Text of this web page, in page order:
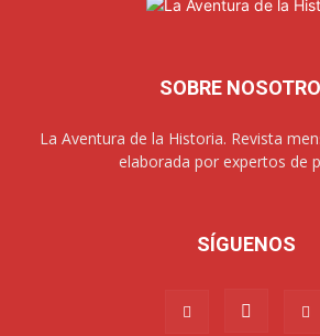
SOBRE
La Aventura de la Historia. Revista
elaborada por expertos de
SÍGUENOS